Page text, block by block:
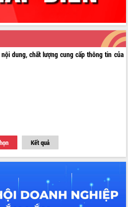
dung, chất lượng cung cấp thông tin của
Kết quả